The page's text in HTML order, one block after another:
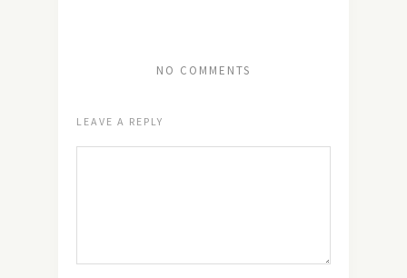
NO COMMENTS
LEAVE A REPLY